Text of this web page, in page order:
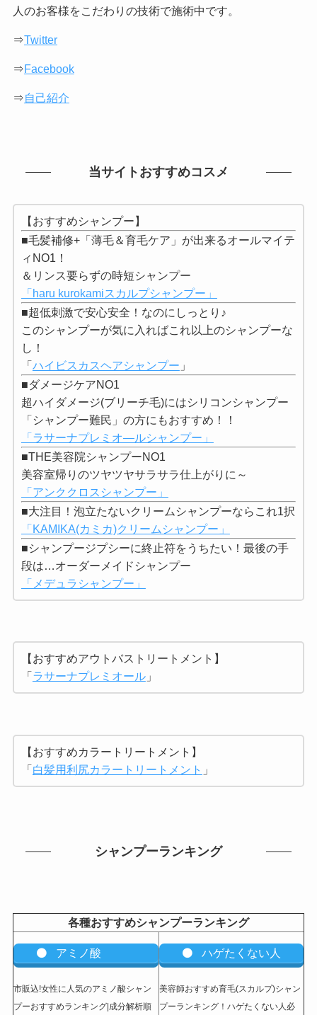
人のお客様をこだわりの技術で施術中です。
⇒Twitter
⇒Facebook
⇒自己紹介
当サイトおすすめコスメ
【おすすめシャンプー】
■毛髪補修+「薄毛＆育毛ケア」が出来るオールマイテ
ィNO1！
＆リンス要らずの時短シャンプー
「haru kurokamiスカルプシャンプー」
■超低刺激で安心安全！なのにしっとり♪
このシャンプーが気に入ればこれ以上のシャンプーな
し！
「ハイビスカスヘアシャンプー 」
■ダメージケアNO1
超ハイダメージ(ブリーチ毛)にはシリコンシャンプー
「シャンプー難民」の方にもおすすめ！！
「ラサーナプレミオ―ルシャンプー」
■THE美容院シャンプーNO1
美容室帰りのツヤツヤサラサラ仕上がりに～
「アンククロスシャンプー」
■大注目！泡立たないクリームシャンプーならこれ1択
「KAMIKA(カミカ)クリームシャンプー」
■シャンプージプシーに終止符をうちたい！最後の手
段は…オーダーメイドシャンプー
「メデュラシャンプー」
【おすすめアウトバストリートメント】
「 ラサーナプレミオール」
【おすすめカラートリートメント】
「白髪用利尻カラートリートメント 」
シャンプーランキング
各種おすすめシャンプーランキング
アミノ酸
市販込!女性に人気のアミノ酸シャン
プーおすすめランキング|成分解析順
ハゲたくない人
美容師おすすめ育毛(スカルプ)シャン
プーランキング！ハゲたくない人必